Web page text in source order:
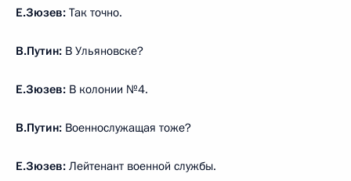
Е.Зюзев: Так точно.
В.Путин: В Ульяновске?
Е.Зюзев: В колонии №4.
В.Путин: Военнослужащая тоже?
Е.Зюзев: Лейтенант военной службы.